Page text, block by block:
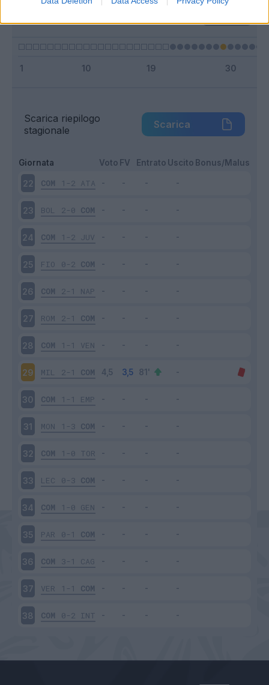
Scarica riepilogo
stagionale
Scarica
Giornata Voto FV Entrato Uscito Bonus/Malus
22 COM 1-2 ATA
23 BOL 2-0 COM
24 COM 1-2 JUV
25 FIO 0-2 COM
26 COM 2-1 NAP
27 ROM 2-1 COM
28 COM 1-1 VEN
29 MIL 2-1 COM
30 COM 1-1 EMP
31 MON 1-3 COM
32 COM 1-0 TOR
33 LEC 0-3 COM
34 COM 1-0 GEN
35 PAR 0-1 COM
36 COM 3-1 CAG
37 VER 1-1 COM
38 COM 0-2 INT